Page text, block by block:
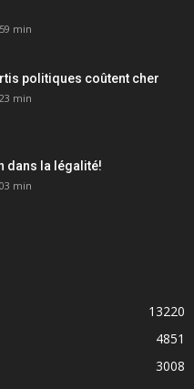
min
politiques coûtent cher
min
dans la légalité!
min
13220
4851
3008